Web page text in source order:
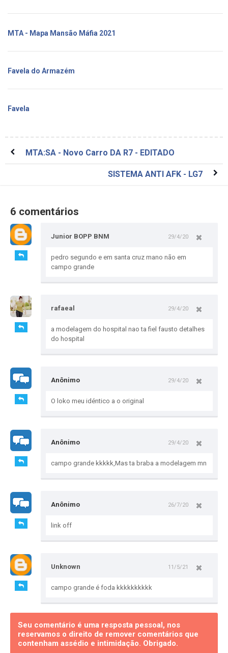
MTA - Mapa Mansão Máfia 2021
Favela do Armazém
Favela
MTA:SA - Novo Carro DA R7 - EDITADO
SISTEMA ANTI AFK - LG7
6 comentários
Junior BOPP BNM 29/4/20
pedro segundo e em santa cruz mano não em
campo grande
rafaeal 29/4/20
a modelagem do hospital nao ta fiel fausto detalhes
do hospital
Anônimo 29/4/20
O loko meu idéntico a o original
Anônimo 29/4/20
campo grande kkkkk,Mas ta braba a modelagem mn
Anônimo 26/7/20
link off
Unknown 11/5/21
campo grande é foda kkkkkkkkkk
Seu comentário é uma resposta pessoal, nos
reservamos o direito de remover comentários que
contenham assédio e intimidação. Obrigado.